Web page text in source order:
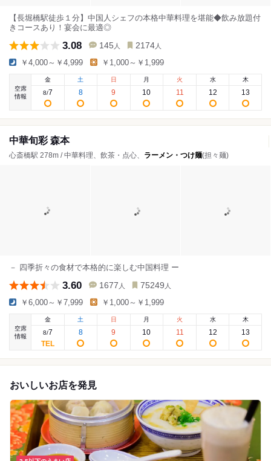
【長堀橋駅徒歩１分】中国人シェフの本格中華料理を堪能◆飲み放題付
きコースあり！宴会に最適◎
3.08 145 人 2174 人
￥4,000～￥4,999 ￥1,000～￥1,999
空席
情報
金
8/7
土
8
日
9
月
10
火
11
水
12
木
13
中華旬彩 森本
心斎橋駅 278m / 中華料理、飲茶・点心、 ラーメン・つけ麺(担々麺)
－ 四季折々の食材で本格的に楽しむ中国料理 ー
3.60 1677 人 75249 人
￥6,000～￥7,999 ￥1,000～￥1,999
空席
情報
金
8/7
土
8
日
9
月
10
火
11
水
12
木
13
おいしいお店を発見